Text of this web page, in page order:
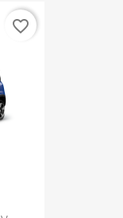
favorite_border